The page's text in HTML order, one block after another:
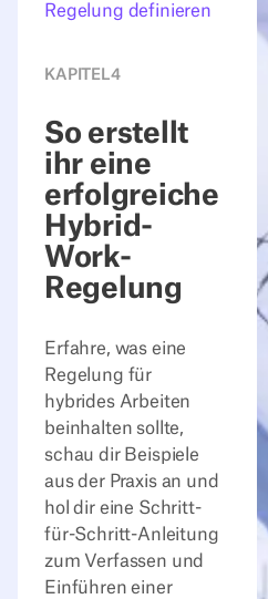
Regelung definieren
KAPITEL4
So erstellt
ihr eine
erfolgreiche
Hybrid-
Work-
Regelung
Erfahre, was eine
Regelung für
hybrides Arbeiten
beinhalten sollte,
schau dir Beispiele
aus der Praxis an und
hol dir eine Schritt-
für-Schritt-Anleitung
zum Verfassen und
Einführen einer